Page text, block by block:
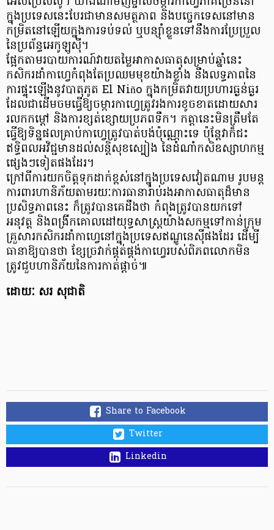
ក្នុងប្រទេសនេះបែរជាមានសមត្ថភាព និងបច្ចេកទេសនៅមាន
កម្រិតនៅឡើយក្នុងការទប់ទល់ ឬបន្ស៊ាំខ្លួនទៅនឹងការប្រែប្រួល
នៃប្រព័ន្ធអេកូឡូស៊ី។
ផ្អែកតាមរបាយការណ៍វាយតម្លៃអាកាសធាតុសម្រាប់ឆ្នាំនេះ
កសិករដាំកាហ្វេកំពុងតែប្រឈមមុខយ៉ាងខ្លាំង នឹងលទ្ធភាពនៃ
ការផ្ទុះឡើងនូវបាតុភូត El Niño ក្នុងកម្រិតវាយប្រហារធ្ងន់ធ្ងរ
ដែលជាដើមចមធ្វើឱ្យចម្ការកាហ្វេត្រូវរងការខូចខាតដោយសារ
រលកកម្តៅ និងការខ្សត់ខ្សោយប្រភពទឹក។ កត្តានេះមិនត្រឹមតែ
ធ្វើឱ្យទិន្នផលគ្រាប់កាហ្វេត្រូវបាត់បង់ប៉ុណ្ណោះទេ ប៉ុន្តែវាក៏ជះ
ឥទ្ធិពលអវិជ្ជមានដល់សន្តិសុខស្បៀង នៃដំណាំកសិឧស្សាហកម្ម
ផ្សេងៗទៀតផងដែរ។
ក្រៅពីការយកចិត្តទុកដាក់ខ្ពស់នៅក្នុងប្រទេសវៀតណាម រូបមន្ត
ការពារហានិភ័យតាមរយៈការធានារ៉ាប់រងអាកាសធាតុដ៏មាន
ប្រសិទ្ធភាពនេះ ក៏ត្រូវបានគេដឹងថា កំពុងត្រូវបានយកទៅ
អនុវត្ត និងពង្រីកគោលដៅយុទ្ធសាស្ត្រយ៉ាងសកម្មទៅកាន់ក្រុម
គ្រួសារកសិករដាំកាហ្វេនៅក្នុងប្រទេសឥណ្ឌូនេស៊ីផងដែរ ដើម្បី
ធានាឱ្យបានថា ខ្សែច្រវាក់ផ្គត់ផ្គង់កាហ្វេរបស់ពិភពលោកមិន
ត្រូវជួបហានិភ័យនៃការកាត់ផ្តាច់៕
ដោយៈ សរ សុជាតិ
Share to Facebook
Twitter
Linkedin